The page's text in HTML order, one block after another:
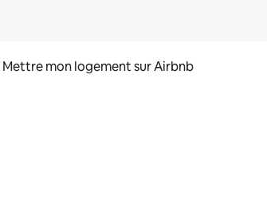
Mettre mon logement sur Airbnb